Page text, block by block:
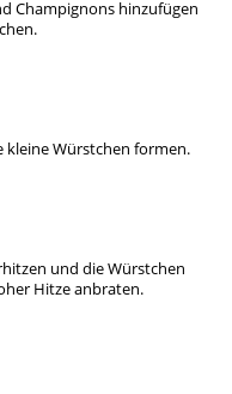
Champignons hinzufügen
Würstchen formen.
und die Würstchen
Hitze anbraten.